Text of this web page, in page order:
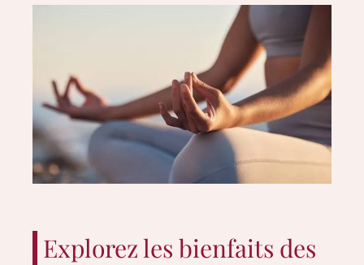
Explorez les bienfaits des